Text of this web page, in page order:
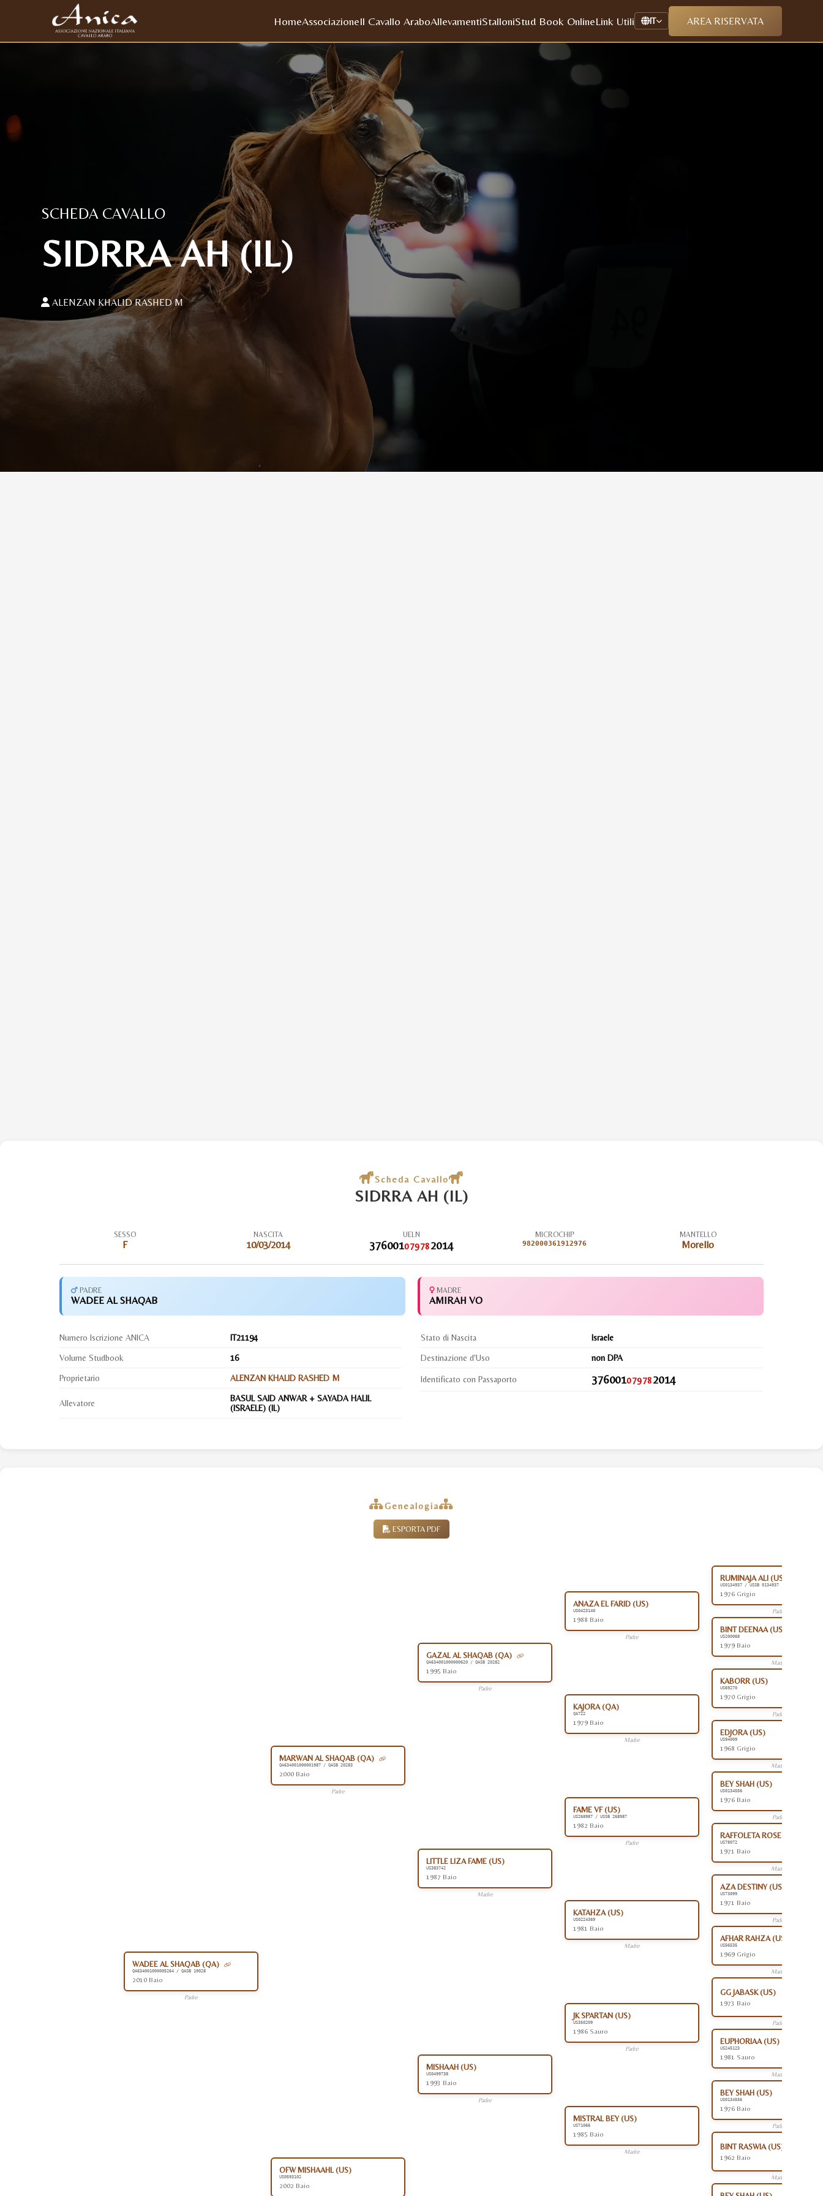
HomeAssociazioneIl Cavallo AraboAllevamentiStalloniStud Book OnlineLink Utili IT AREA RISERVATA
SCHEDA CAVALLO
SIDRRA AH (IL)
ALENZAN KHALID RASHED M
Scheda Cavallo
SIDRRA AH (IL)
SESSO
F
NASCITA
10/03/2014
UELN
376001079782014
MICROCHIP
982000361912976
MANTELLO
Morello
PADRE
WADEE AL SHAQAB
MADRE
AMIRAH VO
Numero Iscrizione ANICA IT21194
Volume Studbook 16
Proprietario ALENZAN KHALID RASHED M
Allevatore
BASUL SAID ANWAR + SAYADA HALIL
(ISRAELE) (IL)
Stato di Nascita Israele
Destinazione d'Uso non DPA
Identificato con Passaporto 376001079782014
Genealogia
ESPORTA PDF
WADEE AL SHAQAB (QA)
QA634001000005264 / QASB 19028
2010 Baio
Padre
MARWAN AL SHAQAB (QA)
QA634001000001987 / QASB 20283
2000 Baio
Padre
GAZAL AL SHAQAB (QA)
QA634001000000620 / QASB 20282
1995 Baio
Padre
ANAZA EL FARID (US)
US0423140
1988 Baio
Padre
RUMINAJA ALI (US)
US0134937 / USSB 0134937
1976 Grigio
Padre
BINT DEENAA (US)
US200068
1979 Baio
Madre
KAJORA (QA)
QA722
1979 Baio
Madre
KABORR (US)
US69270
1970 Grigio
Padre
EDJORA (US)
US94009
1968 Grigio
Madre
LITTLE LIZA FAME (US)
US383742
1987 Baio
Madre
FAME VF (US)
US268987 / USSB 268987
1982 Baio
Padre
BEY SHAH (US)
US0134556
1976 Baio
Padre
RAFFOLETA ROSE (US)
US78072
1971 Baio
Madre
KATAHZA (US)
US0224369
1981 Baio
Madre
AZA DESTINY (US)
US73099
1971 Baio
Padre
AFHAR RAHZA (US)
US56535
1969 Grigio
Madre
OFW MISHAAHL (US)
US0593102
2002 Baio
MISHAAH (US)
US0499738
1993 Baio
Padre
JK SPARTAN (US)
US350209
1986 Sauro
Padre
GG JABASK (US)
1973 Baio
Padre
EUPHORIAA (US)
US245123
1981 Sauro
Madre
MISTRAL BEY (US)
US71066
1985 Baio
Madre
BEY SHAH (US)
US0134556
1976 Baio
Padre
BINT RASWIA (US)
1962 Baio
Madre